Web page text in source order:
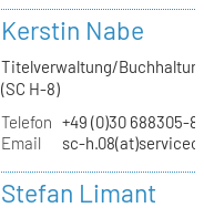
Kerstin Nabe
Titelverwaltung/
(SC H-8)
Telefon +49 (0)30 688305-
Email
sc-
Stefan Limant